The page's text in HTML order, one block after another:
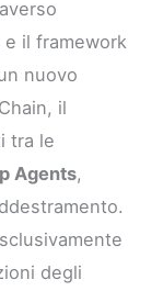
e il framework
nuovo
il
tra le
Agents,
degli